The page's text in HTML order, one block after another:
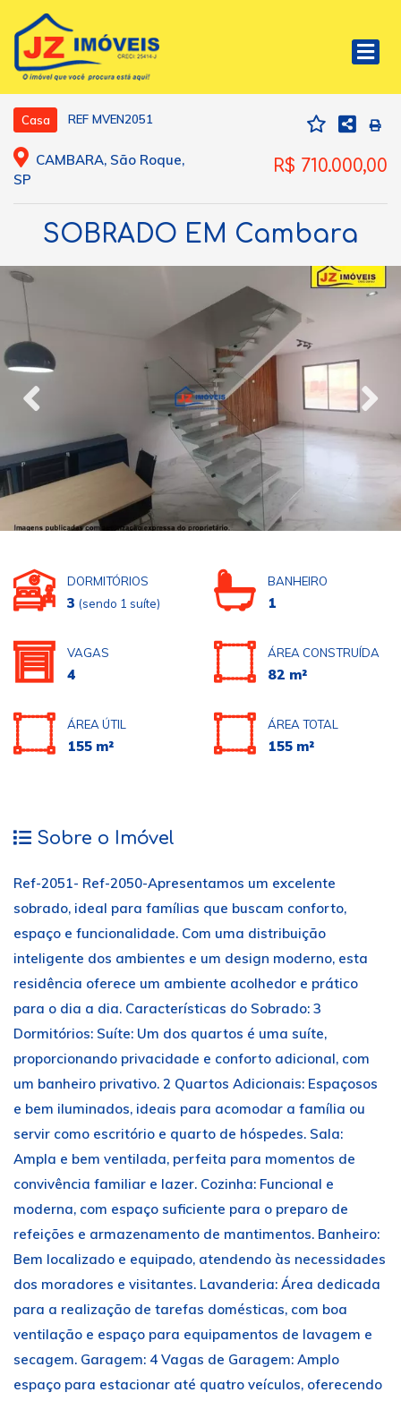
Casa REF MVEN2051
CAMBARA, São Roque,
SP
R$ 710.000,00
SOBRADO EM Cambara
DORMITÓRIOS
3 (sendo 1 suíte)
BANHEIRO
1
VAGAS
4
ÁREA CONSTRUÍDA
82 m²
ÁREA ÚTIL
155 m²
ÁREA TOTAL
155 m²
Sobre o Imóvel
Ref-2051- Ref-2050-Apresentamos um excelente
sobrado, ideal para famílias que buscam conforto,
espaço e funcionalidade. Com uma distribuição
inteligente dos ambientes e um design moderno, esta
residência oferece um ambiente acolhedor e prático
para o dia a dia. Características do Sobrado: 3
Dormitórios: Suíte: Um dos quartos é uma suíte,
proporcionando privacidade e conforto adicional, com
um banheiro privativo. 2 Quartos Adicionais: Espaçosos
e bem iluminados, ideais para acomodar a família ou
servir como escritório e quarto de hóspedes. Sala:
Ampla e bem ventilada, perfeita para momentos de
convivência familiar e lazer. Cozinha: Funcional e
moderna, com espaço suficiente para o preparo de
refeições e armazenamento de mantimentos. Banheiro:
Bem localizado e equipado, atendendo às necessidades
dos moradores e visitantes. Lavanderia: Área dedicada
para a realização de tarefas domésticas, com boa
ventilação e espaço para equipamentos de lavagem e
secagem. Garagem: 4 Vagas de Garagem: Amplo
espaço para estacionar até quatro veículos, oferecendo